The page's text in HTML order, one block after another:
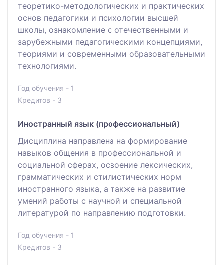
теоретико-методологических и практических
основ педагогики и психологии высшей
школы, ознакомление с отечественными и
зарубежными педагогическими концепциями,
теориями и современными образовательными
технологиями.
Год обучения - 1
Кредитов - 3
Иностранный язык (профессиональный)
Дисциплина направлена на формирование
навыков общения в профессиональной и
социальной сферах, освоение лексических,
грамматических и стилистических норм
иностранного языка, а также на развитие
умений работы с научной и специальной
литературой по направлению подготовки.
Год обучения - 1
Кредитов - 3